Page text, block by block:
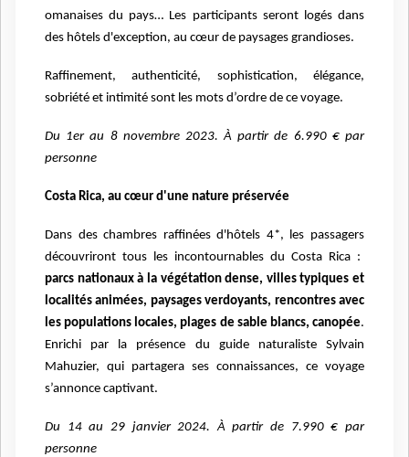
omanaises du pays… Les participants seront logés dans
des hôtels d'exception, au cœur de paysages grandioses.
Raffinement, authenticité, sophistication, élégance,
sobriété et intimité sont les mots d’ordre de ce voyage.
Du 1er au 8 novembre 2023. À partir de 6.990 € par
personne
Costa Rica, au cœur d'une nature préservée
Dans des chambres raffinées d'hôtels 4*,
les passagers
découvriront tous les incontournables du Costa Rica :
parcs nationaux à la végétation dense, villes typiques et
localités animées, paysages verdoyants, rencontres avec
les populations locales, plages de sable blancs, canopée.
Enrichi par la présence du guide naturaliste Sylvain
Mahuzier, qui partagera ses connaissances, ce voyage
s’annonce captivant.
Du 14 au 29 janvier 2024. À partir de 7.990 € par
personne